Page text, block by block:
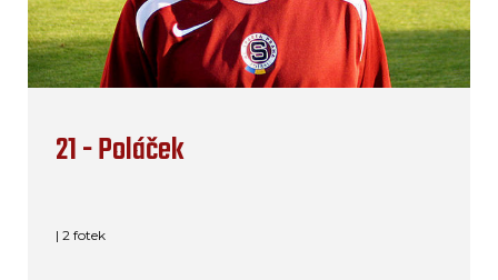
21 - Poláček
| 2 fotek